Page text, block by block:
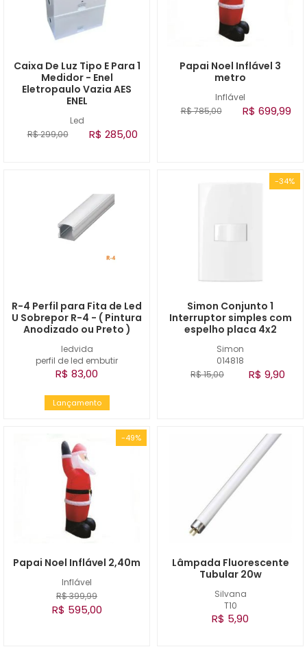
Led
Caixa De Luz Tipo E Para 1
Medidor - Enel
Eletropaulo Vazia AES
ENEL
R$ 299,00 R$ 285,00
Inflável
Papai Noel Inflável 3
metro
R$ 785,00 R$ 699,99
ledvida
perfil de led embutir
R-4 Perfil para Fita de Led
U Sobrepor R-4 - ( Pintura
Anodizado ou Preto )
R$ 83,00
Lançamento
-34%
Simon
014818
Simon Conjunto 1
Interruptor simples com
espelho placa 4x2
R$ 15,00 R$ 9,90
-49%
Inflável
Papai Noel Inflável 2,40m
R$ 399,99
R$ 595,00
Silvana
T10
Lâmpada Fluorescente
Tubular 20w
R$ 5,90